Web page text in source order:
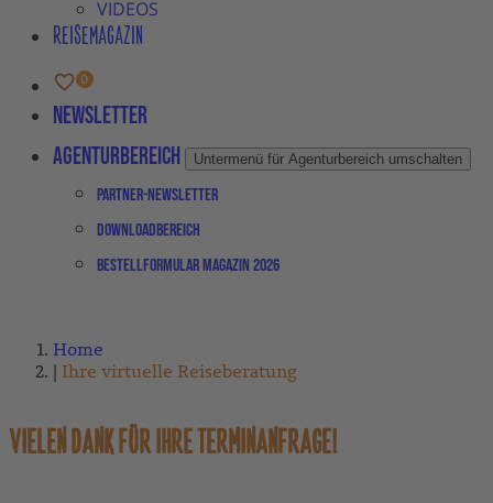
VIDEOS
REISEMAGAZIN
Newsletter
Agenturbereich
Untermenü für Agenturbereich umschalten
Partner-Newsletter
Downloadbereich
Bestellformular Magazin 2026
Home
Ihre virtuelle Reiseberatung
VIELEN DANK FÜR IHRE TERMINANFRAGE!